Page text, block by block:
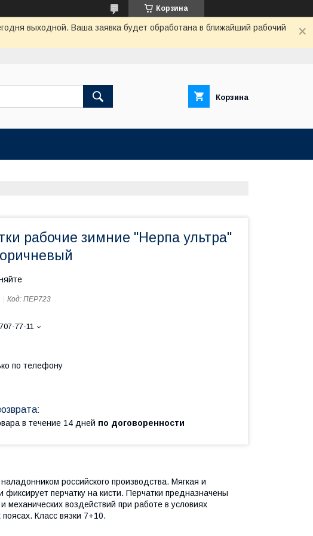
Корзина
выходной. Ваша заявка будет обработана в ближайший рабочий
Корзина
рабочие зимние "Нерпа ультра"
Код: ПЕР723
77-11
по телефону
в течение 14 дней по договоренности
российского производства. Мягкая и
перчатку на кисти. Перчатки предназначены
воздействий при работе в условиях
Класс вязки 7+10.